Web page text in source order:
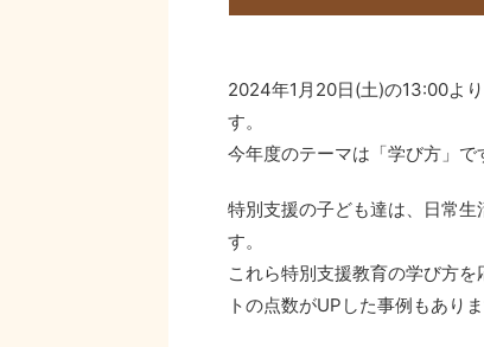
2024年1月20日(土)の13:00よ
す。
今年度のテーマは「学び方」で
特別支援の子ども達は、日常
す。
これら特別支援教育の学び方
トの点数がUPした事例もありま